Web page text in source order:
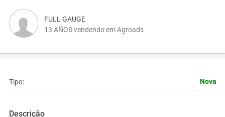
FULL GAUGE
13 AÑOS vendendo em Agroads
Tipo: Nova
Descrição